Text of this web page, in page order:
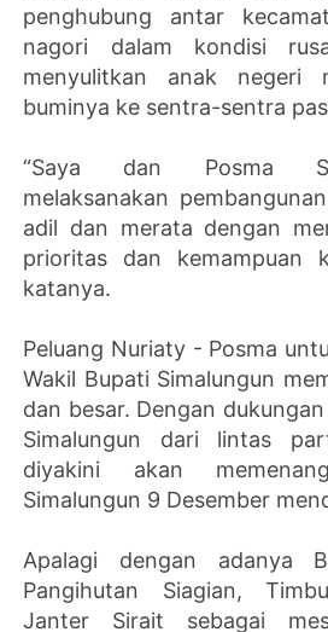
penghubung antar
nagori dalam kondisi
menyulitkan anak negeri
buminya ke sentra-sentra
“Saya dan Posma
melaksanakan
adil dan merata dengan
prioritas dan kemampuan
katanya.
Peluang Nuriaty - Posma
Wakil Bupati Simalungun
dan besar. Dengan
Simalungun dari lintas
diyakini akan
Simalungun 9 Desember
Apalagi dengan adanya
Pangihutan Siagian,
Janter Sirait sebagai